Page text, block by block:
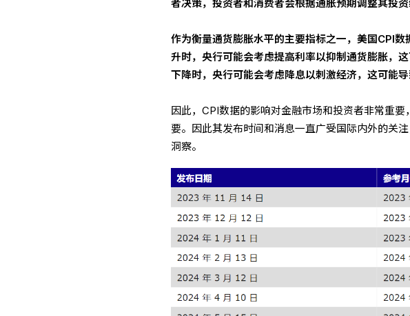
者决策，投资者和消费者会根据通胀预期调整其投资
作为衡量通货膨胀水平的主要指标之一，美国CPI
升时，央行可能会考虑提高利率以抑制通货膨胀，
下降时，央行可能会考虑降息以刺激经济，这可能导
因此，CPI数据的影响对金融市场和投资者非常重
要。因此其发布时间和消息一直广受国际内外的关
洞察。